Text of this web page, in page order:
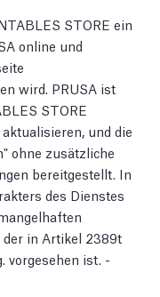
STORE ein
online und
wird. PRUSA ist
STORE
und die
ohne zusätzliche
bereitgestellt. In
des Dienstes
in Artikel 2389t
vorgesehen ist. -